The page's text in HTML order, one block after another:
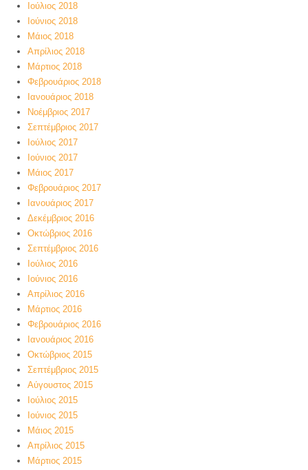
Ιούλιος 2018
Ιούνιος 2018
Μάιος 2018
Απρίλιος 2018
Μάρτιος 2018
Φεβρουάριος 2018
Ιανουάριος 2018
Νοέμβριος 2017
Σεπτέμβριος 2017
Ιούλιος 2017
Ιούνιος 2017
Μάιος 2017
Φεβρουάριος 2017
Ιανουάριος 2017
Δεκέμβριος 2016
Οκτώβριος 2016
Σεπτέμβριος 2016
Ιούλιος 2016
Ιούνιος 2016
Απρίλιος 2016
Μάρτιος 2016
Φεβρουάριος 2016
Ιανουάριος 2016
Οκτώβριος 2015
Σεπτέμβριος 2015
Αύγουστος 2015
Ιούλιος 2015
Ιούνιος 2015
Μάιος 2015
Απρίλιος 2015
Μάρτιος 2015